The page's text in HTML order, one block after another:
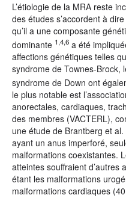
L’étiologie de la MRA reste
des études s’accordent à
qu’il a une composante
dominante 1,4,6 a été
affections génétiques telles
syndrome de Townes-Brock,
syndrome de Down ont
le plus notable est
anorectales, cardiaques,
des membres (VACTERL),
une étude de Brantberg et
ayant un anus imperforé,
malformations coexistantes.
atteintes souffraient d’autres
étant les malformations
malformations cardiaques